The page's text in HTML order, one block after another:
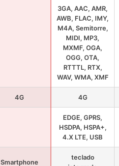
3GA, AAC, AMR,
AWB, FLAC, IMY,
M4A, Semitorre,
MIDI, MP3,
MXMF, OGA,
OGG, OTA,
RTTTL, RTX,
WAV, WMA, XMF
4G 4G
EDGE, GPRS,
HSDPA, HSPA+,
4.X LTE, USB
Smartphone
teclado